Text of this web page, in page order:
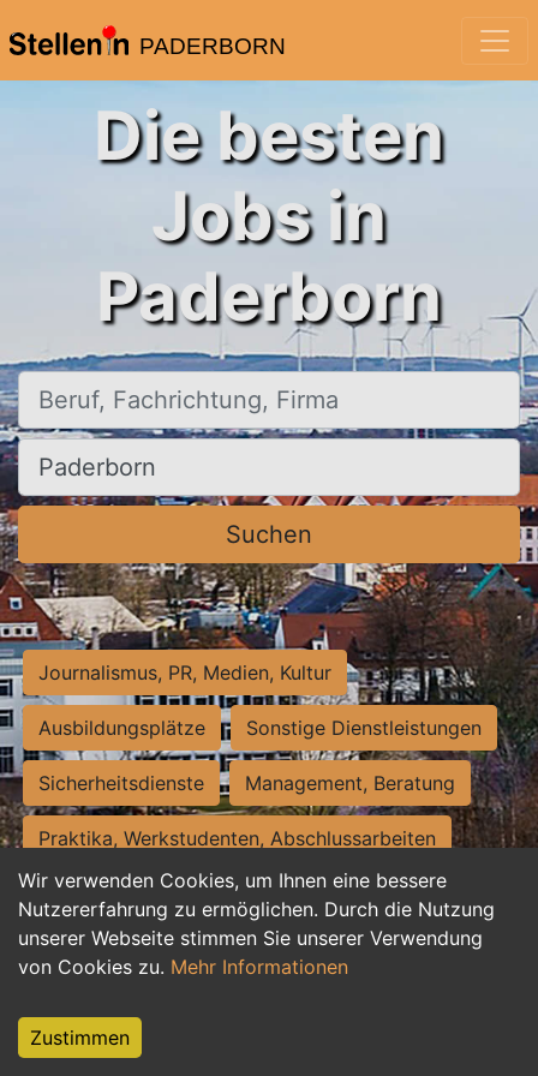
PADERBORN
Wir verwenden Cookies, um Ihnen eine bessere
Nutzererfahrung zu ermöglichen. Durch die Nutzung
unserer Webseite stimmen Sie unserer Verwendung
von Cookies zu. Mehr Informationen
Zustimmen
Die besten
Jobs in
Paderborn
Beruf, Fachrichtung, Firma
Ort, Stadt
Suchen
Journalismus, PR, Medien, Kultur
Ausbildungsplätze Sonstige Dienstleistungen
Sicherheitsdienste Management, Beratung
Praktika, Werkstudenten, Abschlussarbeiten
Personalwesen Assistenz, Sekretariat
Hilfskräfte, Aushilfs- und Nebenjobs
Weiterbildung, Studium, duale Ausbildung